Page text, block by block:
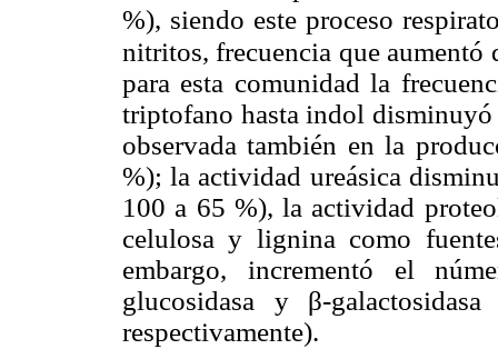
%), siendo este proceso
nitritos, frecuencia que aumentó
para esta comunidad la
triptofano hasta indol
observada también en la
%); la actividad ureásica
100 a 65 %), la actividad
celulosa y lignina como
embargo, incrementó el
glucosidasa y β-
respectivamente).